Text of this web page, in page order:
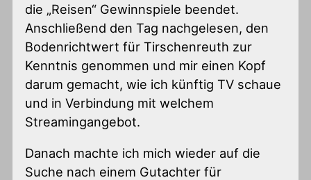
die „Reisen“ Gewinnspiele beendet.
Anschließend den Tag nachgelesen, den
Bodenrichtwert für Tirschenreuth zur
Kenntnis genommen und mir einen Kopf
darum gemacht, wie ich künftig TV schaue
und in Verbindung mit welchem
Streamingangebot.
Danach machte ich mich wieder auf die
Suche nach einem Gutachter für